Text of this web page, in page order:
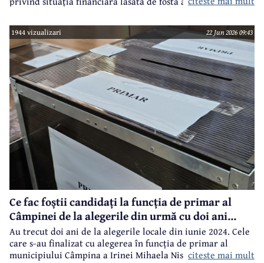
1944 vizualizari 22 Jun 2026 09:43
Ce fac foștii candidați la funcția de primar al
Câmpinei de la alegerile din urmă cu doi ani...
Au trecut doi ani de la alegerile locale din iunie 2024. Cele
care s-au finalizat cu alegerea în funcția de primar al
municipiului Câmpina a Irinei Mihaela Nistor, care l-a
citeste mai mult